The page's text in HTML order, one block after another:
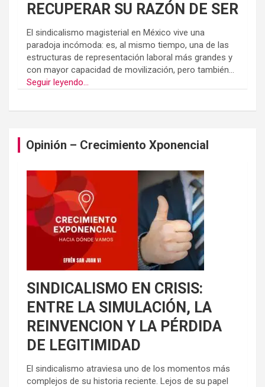
RECUPERAR SU RAZÓN DE SER
El sindicalismo magisterial en México vive una
paradoja incómoda: es, al mismo tiempo, una de las
estructuras de representación laboral más grandes y
con mayor capacidad de movilización, pero también...
Seguir leyendo...
Opinión – Crecimiento Xponencial
SINDICALISMO EN CRISIS:
ENTRE LA SIMULACIÓN, LA
REINVENCION Y LA PÉRDIDA
DE LEGITIMIDAD
El sindicalismo atraviesa uno de los momentos más
complejos de su historia reciente. Lejos de su papel